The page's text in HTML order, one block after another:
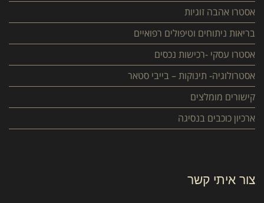
אסטרו אהבה זוגיות
בריאות ניתוחים וטיפולים רפואיים
אסטרו עסקי -רכישות נכסים
אסטרולוגיה- תינוקות – בייבי סטאר
קישורים מומלצים
ארכיון כוכבים בנסיגה
צור איתי קשר